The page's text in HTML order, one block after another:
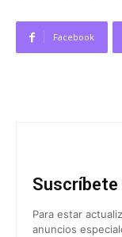
Facebook
Para estar
anuncios